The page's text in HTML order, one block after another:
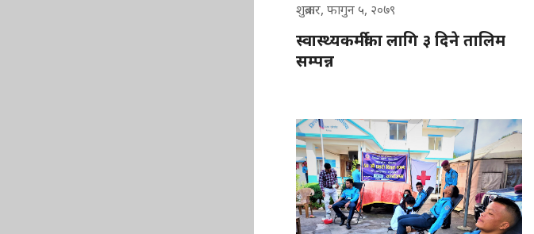
शुक्रबार, फागुन ५, २०७९
स्वास्थ्यकर्मीका लागि ३ दिने तालिम
सम्पन्न